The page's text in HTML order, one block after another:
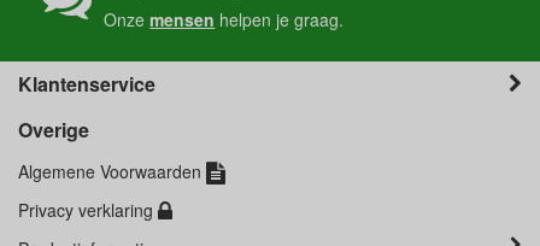
Onzemensen helpen je graag.
Klantenservice
Overige
Algemene Voorwaarden
Privacy verklaring